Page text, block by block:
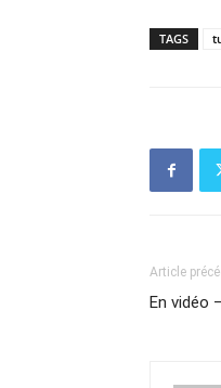
TAGS
Article